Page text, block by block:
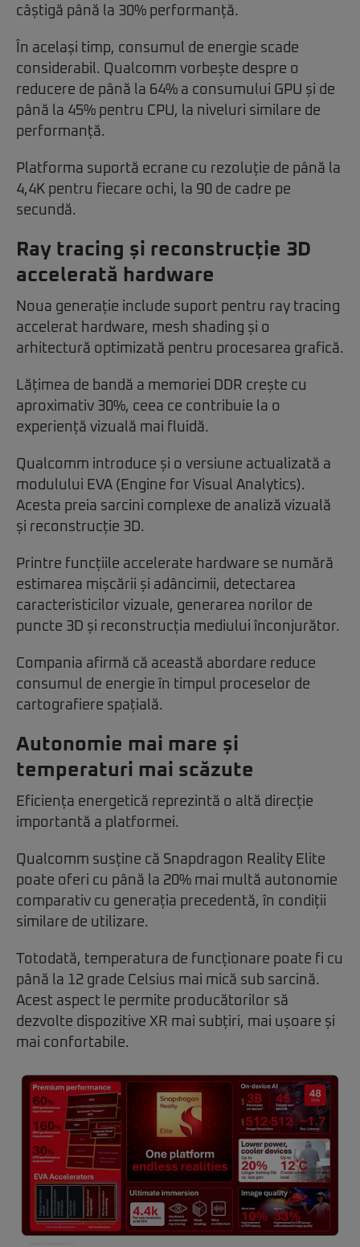
câștigă până la 30% performanță.
În același timp, consumul de energie scade
considerabil. Qualcomm vorbește despre o
reducere de până la 64% a consumului GPU și de
până la 45% pentru CPU, la niveluri similare de
performanță.
Platforma suportă ecrane cu rezoluție de până la
4,4K pentru fiecare ochi, la 90 de cadre pe
secundă.
Ray tracing și reconstrucție 3D
accelerată hardware
Noua generație include suport pentru ray tracing
accelerat hardware, mesh shading și o
arhitectură optimizată pentru procesarea grafică.
Lățimea de bandă a memoriei DDR crește cu
aproximativ 30%, ceea ce contribuie la o
experiență vizuală mai fluidă.
Qualcomm introduce și o versiune actualizată a
modulului EVA (Engine for Visual Analytics).
Acesta preia sarcini complexe de analiză vizuală
și reconstrucție 3D.
Printre funcțiile accelerate hardware se numără
estimarea mișcării și adâncimii, detectarea
caracteristicilor vizuale, generarea norilor de
puncte 3D și reconstrucția mediului înconjurător.
Compania afirmă că această abordare reduce
consumul de energie în timpul proceselor de
cartografiere spațială.
Autonomie mai mare și
temperaturi mai scăzute
Eficiența energetică reprezintă o altă direcție
importantă a platformei.
Qualcomm susține că Snapdragon Reality Elite
poate oferi cu până la 20% mai multă autonomie
comparativ cu generația precedentă, în condiții
similare de utilizare.
Totodată, temperatura de funcționare poate fi cu
până la 12 grade Celsius mai mică sub sarcină.
Acest aspect le permite producătorilor să
dezvolte dispozitive XR mai subțiri, mai ușoare și
mai confortabile.